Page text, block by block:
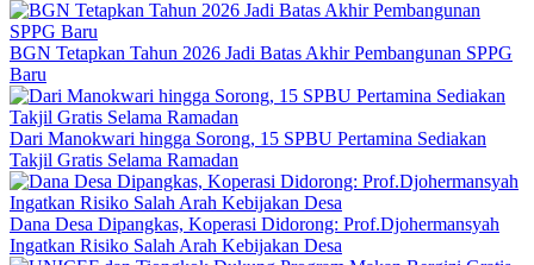
BGN Tetapkan Tahun 2026 Jadi Batas Akhir Pembangunan SPPG
Baru
Dari Manokwari hingga Sorong, 15 SPBU Pertamina Sediakan
Takjil Gratis Selama Ramadan
Dana Desa Dipangkas, Koperasi Didorong: Prof.Djohermansyah
Ingatkan Risiko Salah Arah Kebijakan Desa